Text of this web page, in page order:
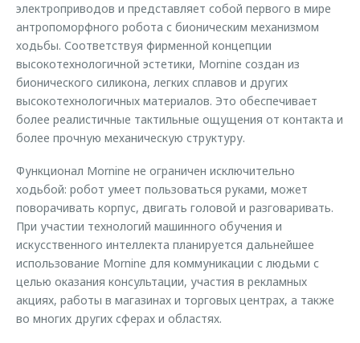
электроприводов и представляет собой первого в мире
антропоморфного робота с бионическим механизмом
ходьбы. Соответствуя фирменной концепции
высокотехнологичной эстетики, Mornine создан из
бионического силикона, легких сплавов и других
высокотехнологичных материалов. Это обеспечивает
более реалистичные тактильные ощущения от контакта и
более прочную механическую структуру.
Функционал Mornine не ограничен исключительно
ходьбой: робот умеет пользоваться руками, может
поворачивать корпус, двигать головой и разговаривать.
При участии технологий машинного обучения и
искусственного интеллекта планируется дальнейшее
использование Mornine для коммуникации с людьми с
целью оказания консультации, участия в рекламных
акциях, работы в магазинах и торговых центрах, а также
во многих других сферах и областях.